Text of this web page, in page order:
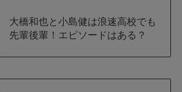
大橋和也と小島健は浪速高校でも
先輩後輩！エピソードはある？